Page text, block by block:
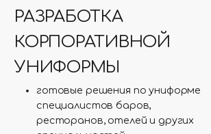
РАЗРАБОТКА
КОРПОРАТИВНОЙ
УНИФОРМЫ
готовые решения по униформе
специалистов баров,
ресторанов, отелей и других